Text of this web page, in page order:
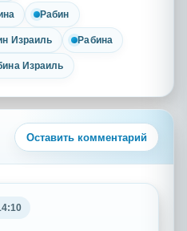
Рабин
Израиль Рабина
Израиль
Оставить комментарий